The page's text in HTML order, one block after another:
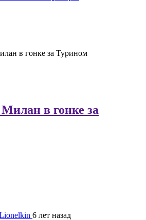
в гонке за Турином
в гонке за
6 лет назад